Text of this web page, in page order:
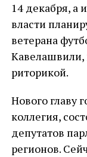
14 декабря, а
власти
ветерана
Кавелашвили,
риторикой.
Нового главу
коллегия,
депутатов
регионов.